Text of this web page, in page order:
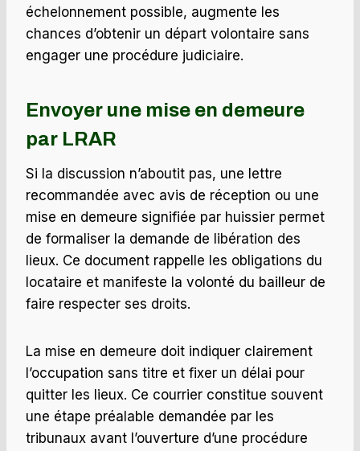
échelonnement possible, augmente les
chances d’obtenir un départ volontaire sans
engager une procédure judiciaire.
Envoyer une mise en demeure
par LRAR
Si la discussion n’aboutit pas, une lettre
recommandée avec avis de réception ou une
mise en demeure signifiée par huissier permet
de formaliser la demande de libération des
lieux. Ce document rappelle les obligations du
locataire et manifeste la volonté du bailleur de
faire respecter ses droits.
La mise en demeure doit indiquer clairement
l’occupation sans titre et fixer un délai pour
quitter les lieux. Ce courrier constitue souvent
une étape préalable demandée par les
tribunaux avant l’ouverture d’une procédure